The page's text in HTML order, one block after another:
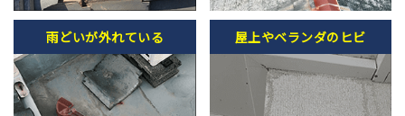
雨どいが外れている 屋上やベランダのヒビ